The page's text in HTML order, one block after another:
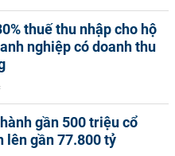
thuế thu nhập cho hộ
nghiệp có doanh thu
gần 500 triệu cổ
lên gần 77.800 tỷ